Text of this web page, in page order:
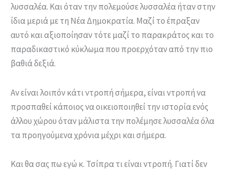
λυσσαλέα. Και όταν την πολεμούσε λυσσαλέα ήταν στην
ίδια μεριά με τη Νέα Δημοκρατία. Μαζί το έπραξαν
αυτό και αξιοποίησαν τότε μαζί το παρακράτος και το
παραδικαστικό κύκλωμα που προερχόταν από την πιο
βαθιά δεξιά.
Αν είναι λοιπόν κάτι ντροπή σήμερα, είναι ντροπή να
προσπαθεί κάποιος να οικειοποιηθεί την ιστορία ενός
άλλου χώρου όταν μάλιστα την πολέμησε λυσσαλέα όλα
τα προηγούμενα χρόνια μέχρι και σήμερα.
Και θα σας πω εγώ κ. Τσίπρα τι είναι ντροπή. Γιατί δεν